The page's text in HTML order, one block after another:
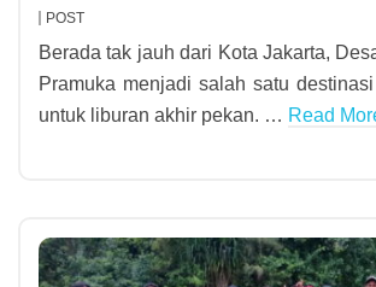
POST
Berada tak jauh dari Kota Jakarta,
Pramuka menjadi salah satu
untuk liburan akhir pekan. … Read